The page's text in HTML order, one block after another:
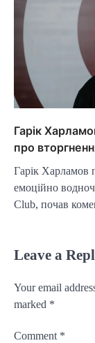
Гарік
про
Гарік Харламов
емоційно
Club, почав
Leave a
Your email
marked *
Comment *